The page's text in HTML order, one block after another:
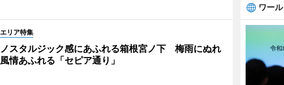
エリア特集
ノスタルジック感にあふれる箱根宮ノ下 梅雨にぬれ
風情あふれる「セピア通り」
ワー